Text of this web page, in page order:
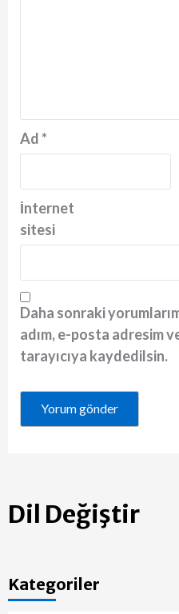
Ad*
İnternet
sitesi
Daha sonraki
adım, e-posta adresim
tarayıcıya kaydedilsin.
Dil Değiştir
Kategoriler